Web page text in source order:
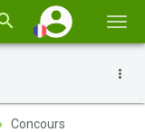
la
Concours